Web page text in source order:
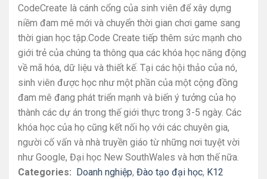
CodeCreate là cánh cổng của sinh viên để xây dựng
niềm đam mê mới và chuyển thời gian chơi game sang
thời gian học tập.Code Create tiếp thêm sức mạnh cho
giới trẻ của chúng ta thông qua các khóa học năng động
về mã hóa, dữ liệu và thiết kế. Tại các hội thảo của nó,
sinh viên được học như một phần của một cộng đồng
đam mê đang phát triển mạnh và biến ý tưởng của họ
thành các dự án trong thế giới thực trong 3-5 ngày. Các
khóa học của họ cũng kết nối họ với các chuyên gia,
người cố vấn và nhà truyền giáo từ những nơi tuyệt vời
như Google, Đại học New SouthWales và hơn thế nữa.
Categories:
Doanh nghiệp, Đào tạo đại học, K12